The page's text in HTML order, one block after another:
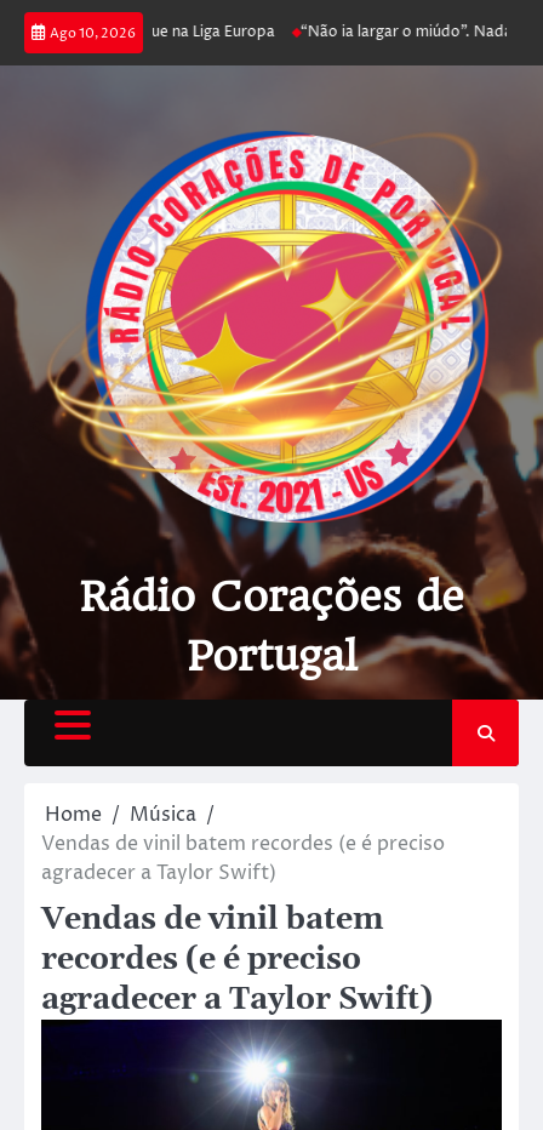
Ago 10, 2026
poker e prossegue na Liga Europa “Não ia largar o miúdo”. Nadador-
Rádio Corações de
Portugal
Home
Música
Vendas de vinil batem recordes (e é preciso
agradecer a Taylor Swift)
Vendas de vinil batem
recordes (e é preciso
agradecer a Taylor Swift)